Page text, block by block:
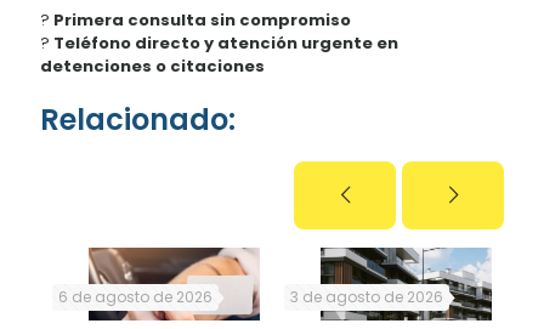
? Primera consulta sin compromiso
? Teléfono directo y atención urgente en
detenciones o citaciones
Relacionado:
6 de agosto de 2026 3 de agosto de 2026